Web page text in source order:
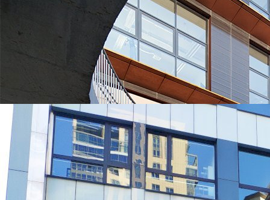
УНИВЕРСИТЕТЫ, КОТОРЫЕ ЧАЩЕ ВСЕГО ВЫБИРАЮТ